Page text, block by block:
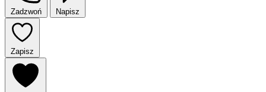
Zadzwoń Napisz
Zapisz